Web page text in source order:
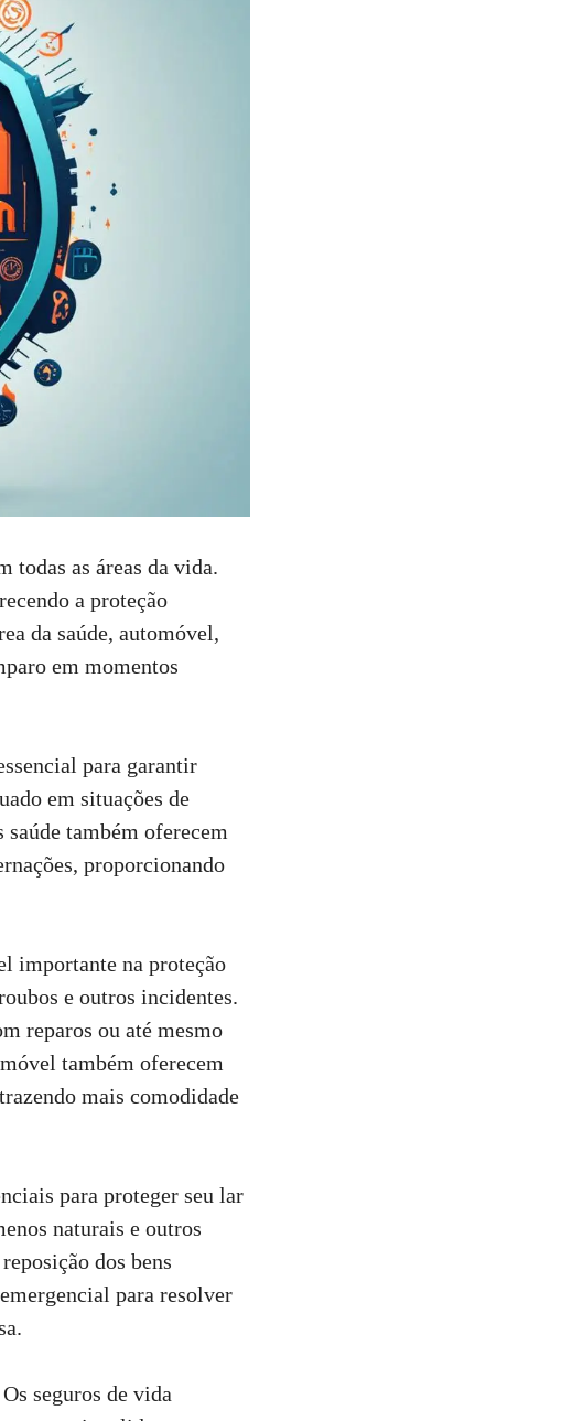
todas as áreas da vida.
a proteção
da saúde, automóvel,
em momentos
para garantir
em situações de
saúde também oferecem
proporcionando
importante na proteção
e outros incidentes.
reparos ou até mesmo
também oferecem
mais comodidade
para proteger seu lar
naturais e outros
dos bens
para resolver
Os seguros de vida